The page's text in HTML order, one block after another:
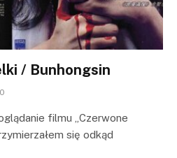
/ Bunhongsin
0
filmu „Czerwone
się odkąd